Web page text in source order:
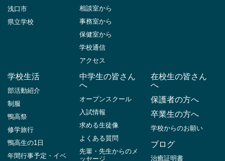
浅口市
県立学校
相談室から
事務室から
保健室から
学校通信
アクセス
学校生活
部活動紹介
制服
鴨高祭
修学旅行
鴨高生の1日
年間行事予定・イベ
中学生の皆さん
へ
オープンスクール
入試情報
求める生徒像
よくある質問
先輩・先生からのメ
ッセージ
在校生の皆さん
へ
保護者の方へ
卒業生の方へ
学校からのお願い
ブログ
治癒証明書